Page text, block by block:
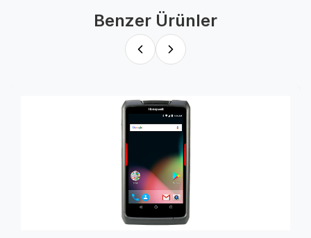
Benzer Ürünler